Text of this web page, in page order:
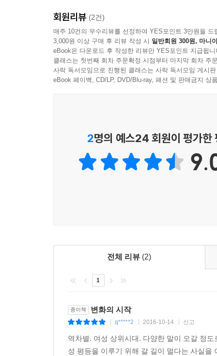
신여성 연구는 비교를 통한 일반 이론화의 수준에
《신여성, 개념과 역사》는 신여성의 개념과
재구성한다는 문제의식에서 세대에 따라 근대
문제의식에서 신여성이나 신여자, 모던 걸, 무산
의미를 해명한다. 이를 통하여 동시대의 신여성
차이를 갖는 복합의 역사 구성물이라는 사실을 강
신여성 개념의 역사를 세 가지 범주로 재구성하다
제2세대 근대 여성으로서의 신여성과 어떻게 다
나타난 여성주의 의식과 이념 및 실천의 내용 분
3장과 4장은 1920년대 제2세대 근대 여성에 속
제1세대 근대 여성을 준거로 한 비교를 통하
점에서 서로 구분되고 차이가 있는지를 검토한
요소에 주목한 것이 3장이라면 4장은 1920년대
이들이 당면한 문제와 딜레마를 검토한다. 이 장
회원리뷰 (2건)
매주 10건의 우수리뷰를 선정하여 YES포인트 3만원을 드
3,000원 이상 구매 후 리뷰 작성 시 일반회원 300원, 마니
eBook은 다운로드 후 작성한 리뷰만 YES포인트 지급됩니
클래스는 첫번째 회차 주문확정 시점부터 마지막 회차 주
사락 독서모임으로 진행된 클래스는 사락 독서모임 게시
eBook 페이백, CD/LP, DVD/Blu-ray, 패션 및 판매금지 상
2명의 예스24 회원이 평가한
전체 리뷰 (2)
1
종이책 변화의 시작
q*****2 2016-10-14 신고
역차별. 여성 상위시대. 다양한 말이 오갈 정
성 평등을 이루기 위해 갈 길이 멀다는 사실을